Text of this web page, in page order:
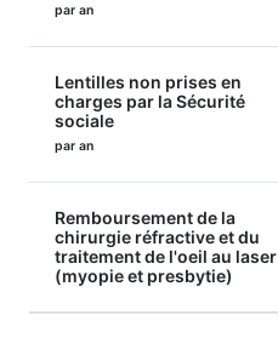
par an
Lentilles non prises en
charges par la Sécurité
sociale
par an
Remboursement de la
chirurgie réfractive et du
traitement de l'oeil au laser
(myopie et presbytie)